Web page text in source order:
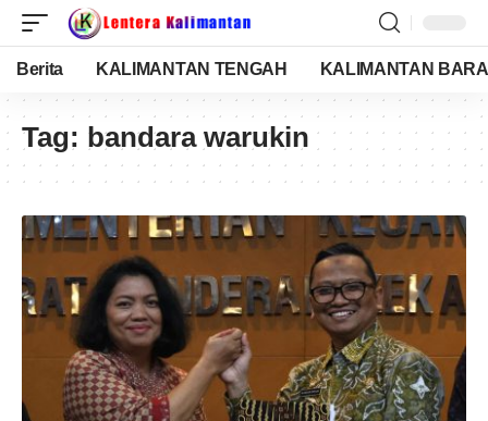
Berita KALIMANTAN TENGAH KALIMANTAN
Tag: bandara warukin